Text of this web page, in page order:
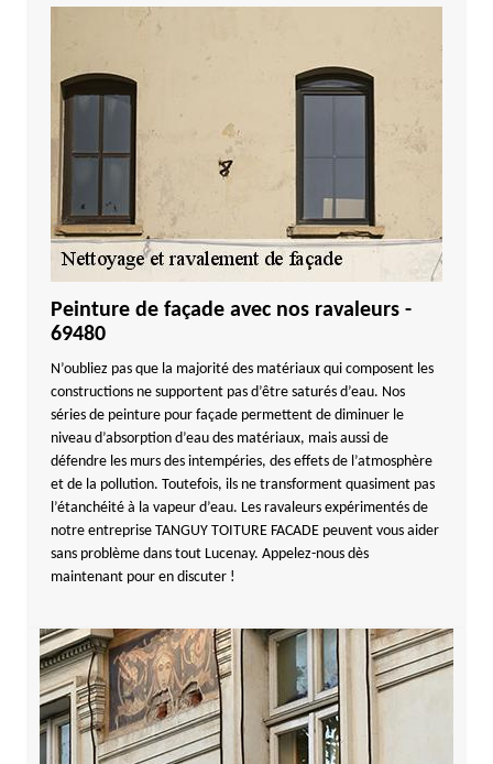
Peinture de façade avec nos ravaleurs -
69480
N’oubliez pas que la majorité des matériaux qui composent les
constructions ne supportent pas d’être saturés d’eau. Nos
séries de peinture pour façade permettent de diminuer le
niveau d’absorption d’eau des matériaux, mais aussi de
défendre les murs des intempéries, des effets de l’atmosphère
et de la pollution. Toutefois, ils ne transforment quasiment pas
l’étanchéité à la vapeur d’eau. Les ravaleurs expérimentés de
notre entreprise TANGUY TOITURE FACADE peuvent vous aider
sans problème dans tout Lucenay. Appelez-nous dès
maintenant pour en discuter !